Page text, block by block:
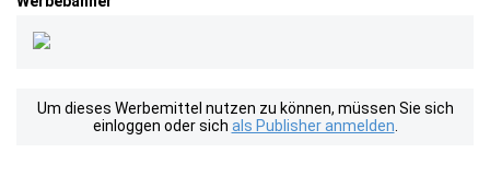
Um dieses Werbemittel nutzen zu können, müssen Sie sich
einloggen oder sich als Publisher anmelden